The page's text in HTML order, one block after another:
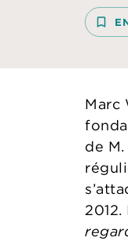
bookmark_border
Marc
de